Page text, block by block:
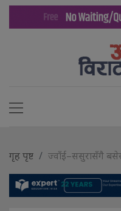
गृह पृष्ट ज्वाँई–ससुरासँगै बसेर